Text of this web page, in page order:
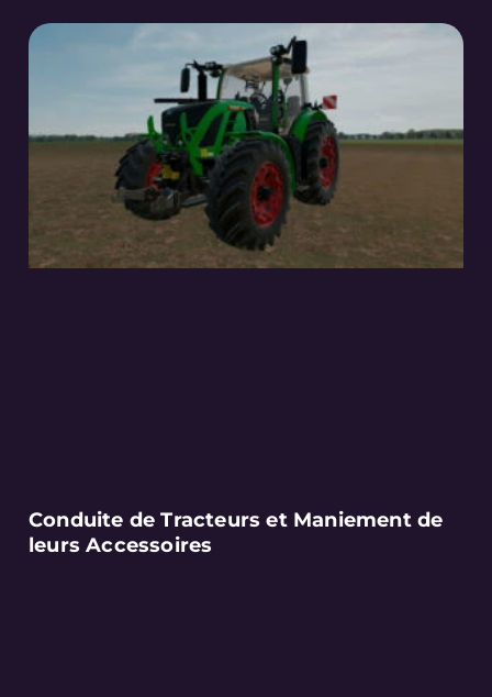
Conduite de Tracteurs et Maniement de
leurs Accessoires